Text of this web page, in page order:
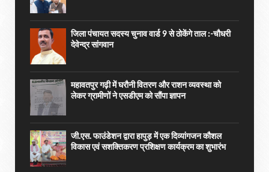
जिला पंचायत सदस्य चुनाव वार्ड 9 से ठोकेंगे ताल :-चौधरी
देवेन्द्र सांगवान
महावतपुर गढ़ी में घरौनी वितरण और राशन व्यवस्था को
लेकर ग्रामीणों ने एसडीएम को सौंपा ज्ञापन
जी.एस. फाउंडेशन द्वारा हापुड़ में एक दिव्यांगजन कौशल
विकास एवं सशक्तिकरण प्रशिक्षण कार्यक्रम का शुभारंभ